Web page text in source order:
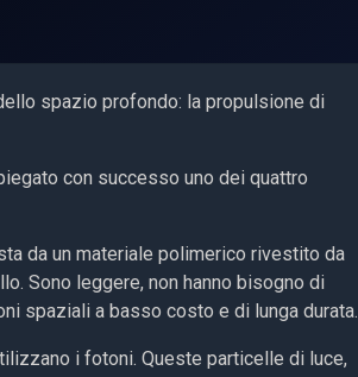
spazio profondo: la propulsione di
con successo uno dei quattro
da un materiale polimerico rivestito da
Sono leggere, non hanno bisogno di
spaziali a basso costo e di lunga durata.
i fotoni. Queste particelle di luce,